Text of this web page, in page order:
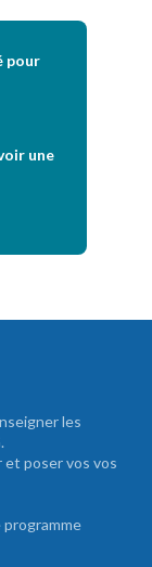
pour
une
les
et poser vos vos